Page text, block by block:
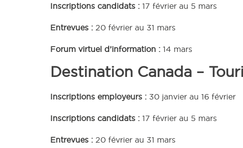
Inscriptions candidats : 17 février au 5 mars
Entrevues : 20 février au 31 mars
Forum virtuel d’information : 14 mars
Destination Canada –
Inscriptions employeurs : 30 janvier au 16 février
Inscriptions candidats : 17 février au 5 mars
Entrevues : 20 février au 31 mars